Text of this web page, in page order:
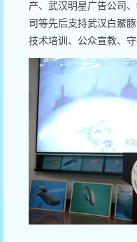
产、武汉明星广告公司
司等先后支持武汉白鱀
技术培训、公众宣教、